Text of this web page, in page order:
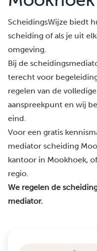
ScheidingsWijze biedt
scheiding of als je uit
omgeving.
Bij de
terecht voor
regelen van de
aanspreekpunt en wij
eind.
Voor een gratis
mediator scheiding
kantoor in Mookhoek,
regio.
We regelen de
mediator.